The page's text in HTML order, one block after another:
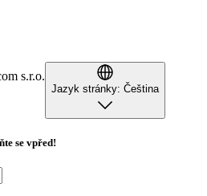
s.r.o.
Jazyk stránky: Čeština
se vpřed!